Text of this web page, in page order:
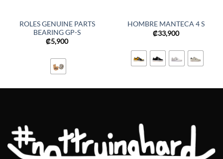
ROLES GENUINE PARTS
BEARING GP-S
₡5,900
HOMBRE MANTECA 4 S
₡33,900